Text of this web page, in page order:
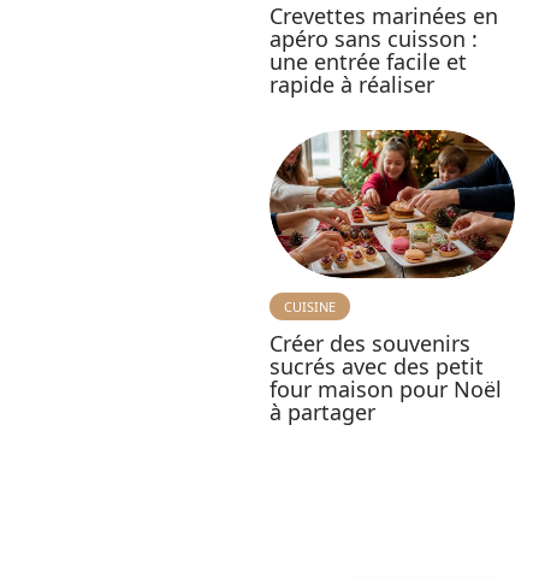
Crevettes marinées en
apéro sans cuisson :
une entrée facile et
rapide à réaliser
CUISINE
Créer des souvenirs
sucrés avec des petit
four maison pour Noël
à partager